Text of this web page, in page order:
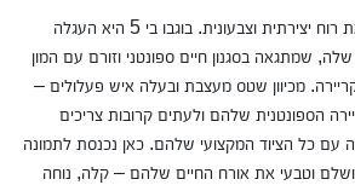
טס גואינרי, היא אישה מלאת רוח יצירתית וצבעונית. בוגבו בי 5 היא העגלה
שמתגאה בסגנון חיים ספונטני וזורם עם המון
מכיוון שטס מעצבת ובעלה איש פעלולים –
הספונטנית שלהם ולעתים קרובות צריכים
כל הציוד המקצועי שלהם. כאן נכנסת לתמונה
באופן מושלם וטבעי את אורח החיים שלהם – קלה, נוחה